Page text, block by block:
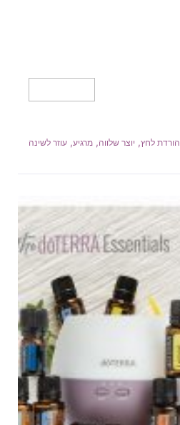
הורדת לחץ, יוצר שלווה, מרגיע, עוזר לשינה